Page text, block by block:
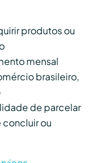
produtos ou
mensal
brasileiro,
de parcelar
ou